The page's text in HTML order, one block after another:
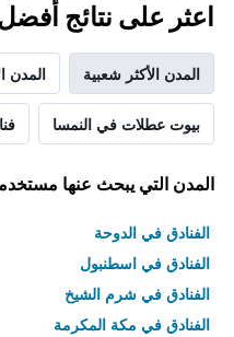
اعثر على نتائج
المدن الأكثر شعبية المدن
بيوت عطلات في النمسا
المدن التي يبحث عنها
الفنادق في الدوحة
الفنادق في اسطنبول
الفنادق في شرم الشيخ
الفنادق في مكة المكرمة